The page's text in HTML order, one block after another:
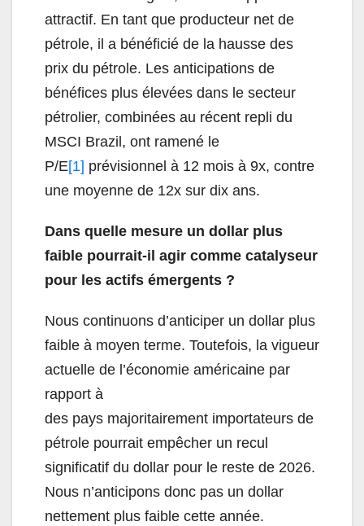
attractif. En tant que producteur net de
pétrole, il a bénéficié de la hausse des
prix du pétrole. Les anticipations de
bénéfices plus élevées dans le secteur
pétrolier, combinées au récent repli du
MSCI Brazil, ont ramené le
P/E[1] prévisionnel à 12 mois à 9x, contre
une moyenne de 12x sur dix ans.
Dans quelle mesure un dollar plus
faible pourrait-il agir comme catalyseur
pour les actifs émergents ?
Nous continuons d’anticiper un dollar plus
faible à moyen terme. Toutefois, la vigueur
actuelle de l’économie américaine par
rapport à
des pays majoritairement importateurs de
pétrole pourrait empêcher un recul
significatif du dollar pour le reste de 2026.
Nous n’anticipons donc pas un dollar
nettement plus faible cette année.